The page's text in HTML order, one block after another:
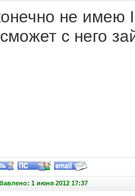
не имею
с него
1 июня 2012 17:37